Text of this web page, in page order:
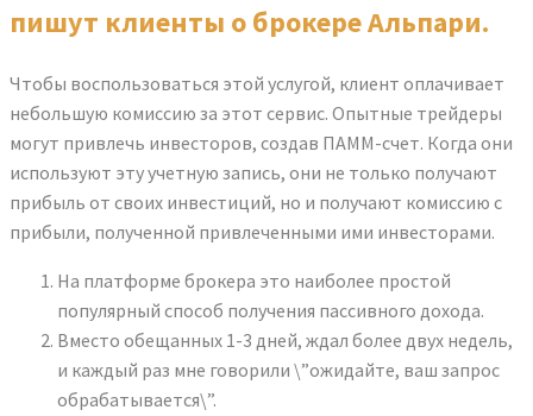
пишут клиенты о брокере Альпари.
Чтобы воспользоваться этой услугой, клиент оплачивает
небольшую комиссию за этот сервис. Опытные трейдеры
могут привлечь инвесторов, создав ПАММ-счет. Когда они
используют эту учетную запись, они не только получают
прибыль от своих инвестиций, но и получают комиссию с
прибыли, полученной привлеченными ими инвесторами.
На платформе брокера это наиболее простой
популярный способ получения пассивного дохода.
Вместо обещанных 1-3 дней, ждал более двух недель,
и каждый раз мне говорили \”ожидайте, ваш запрос
обрабатывается\”.